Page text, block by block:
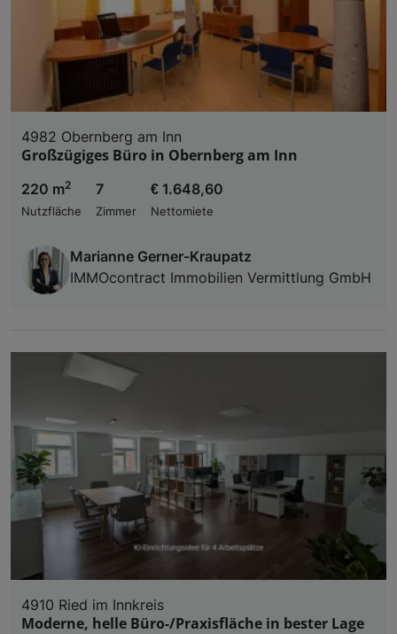
4982 Obernberg am Inn
Großzügiges Büro in Obernberg am Inn
220 m2
Nutzfläche
7
Zimmer
€ 1.648,60
Nettomiete
Marianne Gerner-Kraupatz
IMMOcontract Immobilien Vermittlung GmbH
4910 Ried im Innkreis
Moderne, helle Büro-/Praxisfläche in bester Lage